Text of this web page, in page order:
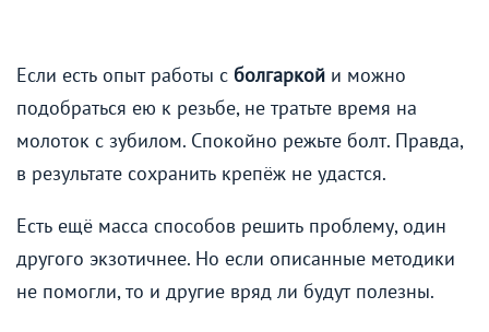
Если есть опыт работы с болгаркой и можно
подобраться ею к резьбе, не тратьте время на
молоток с зубилом. Спокойно режьте болт. Правда,
в результате сохранить крепёж не удастся.
Есть ещё масса способов решить проблему, один
другого экзотичнее. Но если описанные методики
не помогли, то и другие вряд ли будут полезны.